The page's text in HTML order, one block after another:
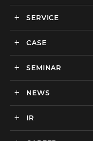
メディックスについて
ごあいさつ
SERVICE
サービス
BtoCマーケティング支援
海外マーケティング支援
CASE
実績・事例
SEMINAR
セミナー一覧
NEWS
ニュース一覧
IR